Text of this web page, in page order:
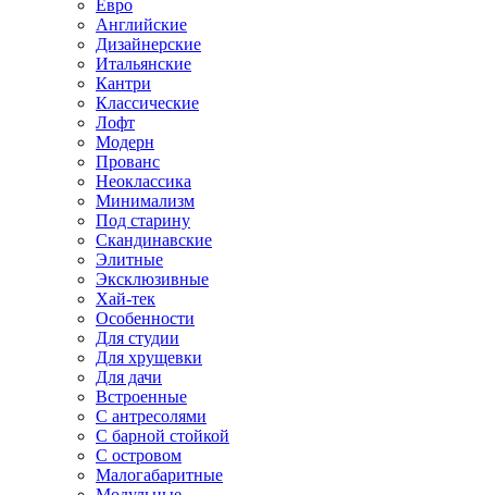
Евро
Английские
Дизайнерские
Итальянские
Кантри
Классические
Лофт
Модерн
Прованс
Неоклассика
Минимализм
Под старину
Скандинавские
Элитные
Эксклюзивные
Хай-тек
Особенности
Для студии
Для хрущевки
Для дачи
Встроенные
С антресолями
С барной стойкой
С островом
Малогабаритные